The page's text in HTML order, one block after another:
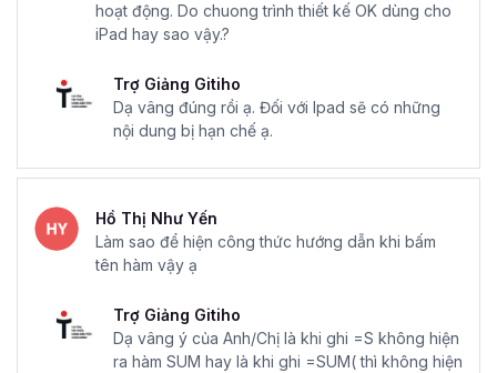
hoạt động. Do chuong trình thiết kế OK dùng cho
iPad hay sao vậy.?
Trợ Giảng Gitiho
Dạ vâng đúng rồi ạ. Đối với Ipad sẽ có những
nội dung bị hạn chế ạ.
Hồ Thị Như Yến
Làm sao để hiện công thức hướng dẫn khi bấm
tên hàm vậy ạ
Trợ Giảng Gitiho
Dạ vâng ý của Anh/Chị là khi ghi =S không hiện
ra hàm SUM hay là khi ghi =SUM( thì không hiện